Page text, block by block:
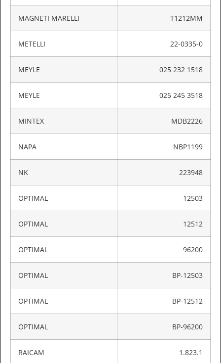
MAGNETI MARELLI T1212MM
METELLI 22-0335-0
MEYLE 025 232 1518
MEYLE 025 245 3518
MINTEX MDB2226
NAPA NBP1199
NK 223948
OPTIMAL 12503
OPTIMAL 12512
OPTIMAL 96200
OPTIMAL BP-12503
OPTIMAL BP-12512
OPTIMAL BP-96200
RAICAM 1.823.1